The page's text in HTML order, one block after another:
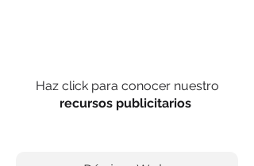
Haz click para conocer nuestro
recursos publicitarios